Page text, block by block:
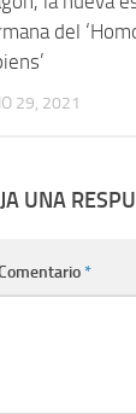
del
29, 2021
UNA
*